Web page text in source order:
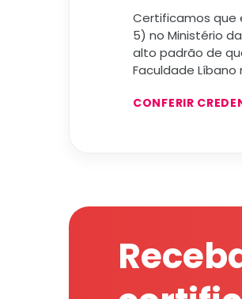
Certificamos que
5) no Ministério
alto padrão de
Faculdade Líbano
CONFERIR